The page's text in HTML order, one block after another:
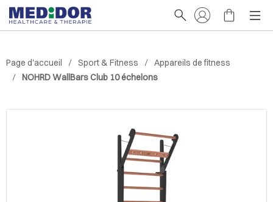
Page d'accueil Sport & Fitness
Appareils de fitness
NOHRD WallBars Club 10 échelons